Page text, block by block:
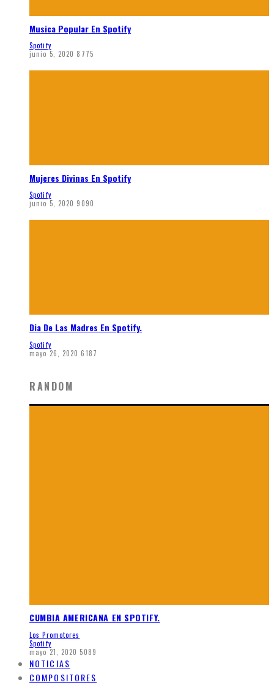
Musica Popular En Spotify
Spotify
junio 5, 2020 8775
Mujeres Divinas En Spotify
Spotify
junio 5, 2020 9090
Dia De Las Madres En Spotify.
Spotify
mayo 26, 2020 6187
RANDOM
CUMBIA AMERICANA EN SPOTIFY.
Los Promotores
Spotify
mayo 21, 2020 5089
NOTICIAS
COMPOSITORES